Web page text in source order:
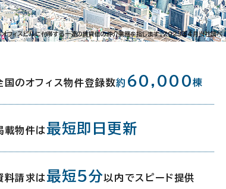
6分
線) 北口 6分
アル：2026年）
フィスビルに付帯する一連の賃貸借の仲介業務を指します。2023年4月当社調べ
国のオフィス物件登録数約 60,000棟
載物件は 最短即日更新
料請求は 最短5分 以内でスピード提供